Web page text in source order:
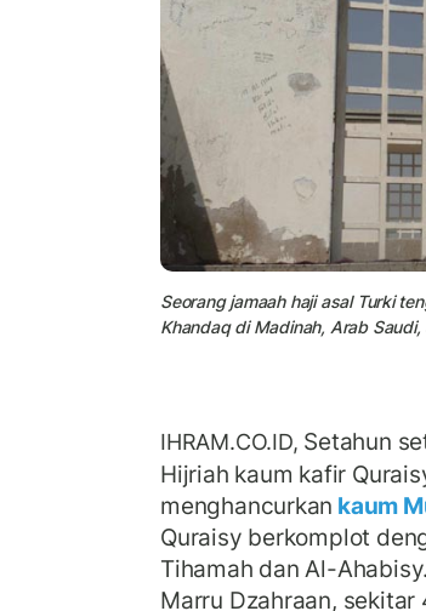
Seorang jamaah haji asal Turki
Khandaq di Madinah, Arab
IHRAM.CO.ID, Setahun
Hijriah kaum kafir
menghancurkan kaum
Quraisy berkomplot
Tihamah dan Al-
Marru Dzahraan,